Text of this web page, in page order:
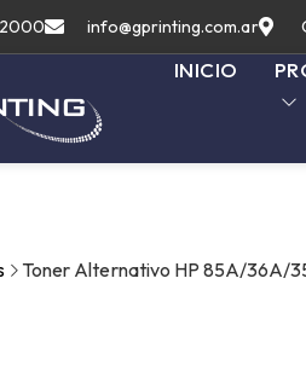
2000 info@gprinting.com.ar
INICIO
Toner Alternativo HP 85A/36A/